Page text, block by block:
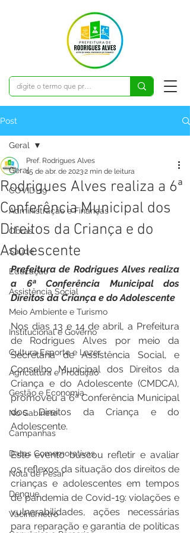
Post
Geral
COVID-19
Administração e Finanças
Obras
Saúde
Educação
Assistência Social
Meio Ambiente e Turismo
Institucional e Governo
Cultura Esporte e Lazer
Agricultura e Produção
Gestão e Economia
No Gabinete
Campanhas
Datas Comemorativas
Nota de Pesar
Dengue
Vacinômetro
Geral
Rodrigues Alves realiza a 6ª
Conferência Municipal dos
Direitos da Criança e do
Adolescente
Pref. Rodrigues Alves
15 de abr. de 20232 min de leitura
Prefeitura de Rodrigues Alves realiza
a 6ª Conferência Municipal dos
Direitos da Criança e do Adolescente
Nos dias 13 e 14 de abril, a Prefeitura
de Rodrigues Alves por meio da
Secretaria de Assistência Social, e
Conselho Municipal dos Direitos da
Criança e do Adolescente (CMDCA),
promoveu a 6ª Conferência Municipal
dos Direitos da Criança e do
Adolescente.
Este evento buscou refletir e avaliar
os reflexos da situação dos direitos de
crianças e adolescentes em tempos
de pandemia de Covid-19: violações e
vulnerabilidades, ações necessárias
para reparação e garantia de políticas